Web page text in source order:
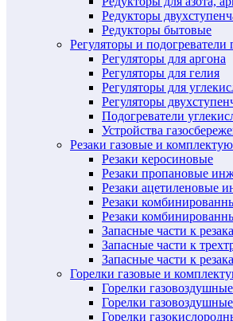
Редукторы
Редукторы бытовые
Регуляторы и подогреватели
Регуляторы для аргона
Регуляторы для гелия
Регуляторы для
Регуляторы
Подогреватели
Устройства
Резаки газовые и
Резаки керосиновые
Резаки пропановые
Резаки ацетиленовые
Резаки
Резаки
Запасные части к
Запасные части к
Запасные части к
Горелки газовые и
Горелки газовоздушные
Горелки
Горелки